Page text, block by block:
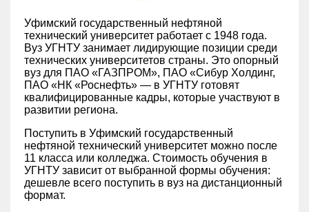
Уфимский государственный нефтяной
технический университет работает с 1948 года.
Вуз УГНТУ занимает лидирующие позиции среди
технических университетов страны. Это опорный
вуз для ПАО «ГАЗПРОМ», ПАО «Сибур Холдинг,
ПАО «НК «Роснефть» — в УГНТУ готовят
квалифицированные кадры, которые участвуют в
развитии региона.
Поступить в Уфимский государственный
нефтяной технический университет можно после
11 класса или колледжа. Стоимость обучения в
УГНТУ зависит от выбранной формы обучения:
дешевле всего поступить в вуз на дистанционный
формат.